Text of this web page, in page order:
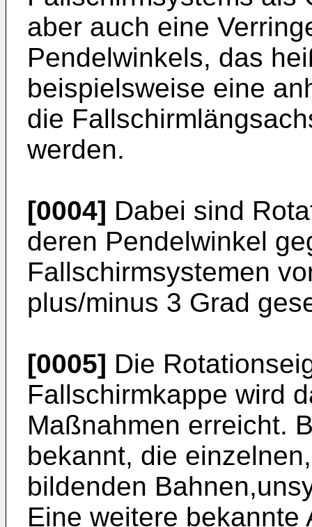
aber auch eine
Pendelwinkels, das
beispielsweise eine
die
werden.
[0004] Dabei sind
deren Pendelwinkel
Fallschirmsystemen
plus/minus 3 Grad
[0005] Die
Fallschirmkappe wird
Maßnahmen erreicht.
bekannt, die
bildenden
Eine weitere bekannte